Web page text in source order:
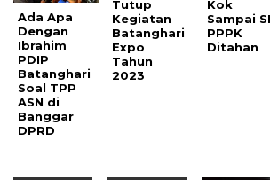
Ada Apa
Dengan
Ibrahim
PDIP
Batanghari
Soal TPP
ASN di
Banggar
DPRD
Tutup
Kegiatan
Batanghari
Expo
Tahun
2023
Kok
Sampai
PPPK
Ditahan